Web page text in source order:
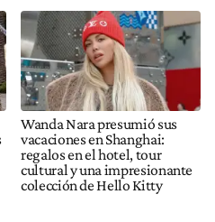
Wanda Nara presumió sus
vacaciones en Shanghai:
regalos en el hotel, tour
cultural y una impresionante
colección de Hello Kitty